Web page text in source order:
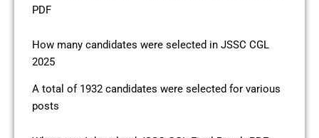
PDF
How many candidates were selected in JSSC CGL
2025
A total of 1932 candidates were selected for various
posts